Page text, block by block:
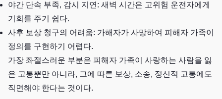
야간 단속 부족, 감시 지연: 새벽 시간은 고위험 운전자에게
기회를 주기 쉽다.
사후 보상 청구의 어려움: 가해자가 사망하여 피해자 가족이
정의를 구현하기 어렵다.
가장 좌절스러운 부분은 피해자 가족이 사랑하는 사람을 잃
은 고통뿐만 아니라, 그에 따른 보상, 소송, 정신적 고통에도
직면해야 한다는 것이다.